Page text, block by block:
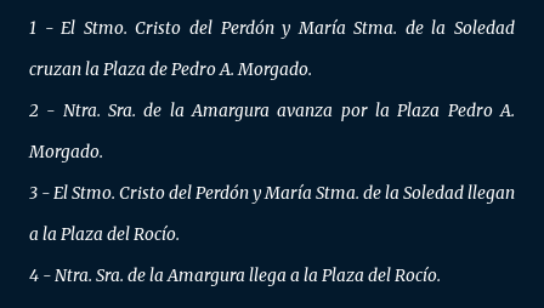
1 - El Stmo. Cristo del Perdón y María Stma. de la Soledad
cruzan la Plaza de Pedro A. Morgado.
2 - Ntra. Sra. de la Amargura avanza por la Plaza Pedro A.
Morgado.
3 - El Stmo. Cristo del Perdón y María Stma. de la Soledad llegan
a la Plaza del Rocío.
4 - Ntra. Sra. de la Amargura llega a la Plaza del Rocío.